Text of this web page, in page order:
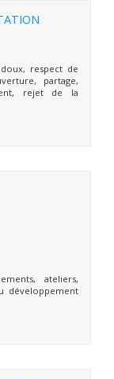
respect de
partage,
rejet de la
ateliers,
développement